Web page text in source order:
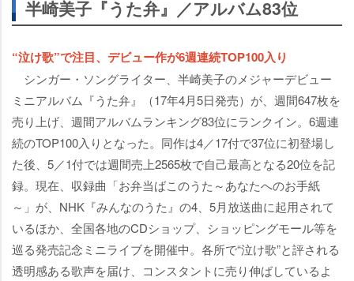
半崎美子『うた弁』／アルバム83位
“泣け歌”で注目、デビュー作が6週連続TOP100入り
シンガー・ソングライター、半崎美子のメジャーデビュー
ミニアルバム『うた弁』（17年4月5日発売）が、週間647枚を
売り上げ、週間アルバムランキング83位にランクイン。6週連
続のTOP100入りとなった。同作は4／17付で37位に初登場し
た後、5／1付では週間売上2565枚で自己最高となる20位を記
録。現在、収録曲「お弁当ばこのうた～あなたへのお手紙
～」が、NHK『みんなのうた』の4、5月放送曲に起用されて
いるほか、全国各地のCDショップ、ショッピングモール等を
巡る発売記念ミニライブを開催中。各所で“泣け歌”と評される
透明感ある歌声を届け、コンスタントに売り伸ばしているよ